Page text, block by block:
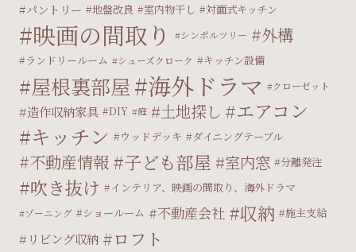
パントリー 地盤改良 室内物干し 対面式キッチン
映画の間取り シンボルツリー 外構
ランドリールーム シューズクローク キッチン設備
屋根裏部屋 海外ドラマ クローゼット
造作収納家具 DIY 庭 土地探し エアコン
キッチン ウッドデッキ ダイニングテーブル
不動産情報 子ども部屋 室内窓 分離発注
吹き抜け インテリア、映画の間取り、海外ドラマ
ゾーニング ショールーム 不動産会社 収納 施主支給
リビング収納 ロフト